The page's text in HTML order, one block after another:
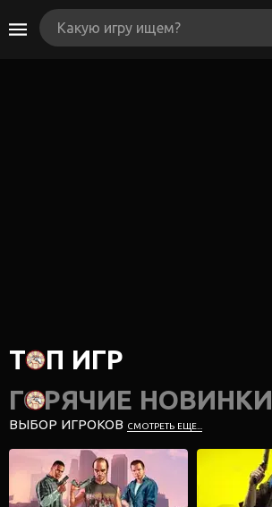
ТОП ИГР
ГОРЯЧИЕ НОВИНКИ
ВЫБОР ИГРОКОВ СМОТРЕТЬ ЕЩЕ...